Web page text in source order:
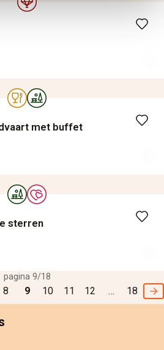
met buffet
sterren
pagina 9/18
8 9 10 11 12 … 18